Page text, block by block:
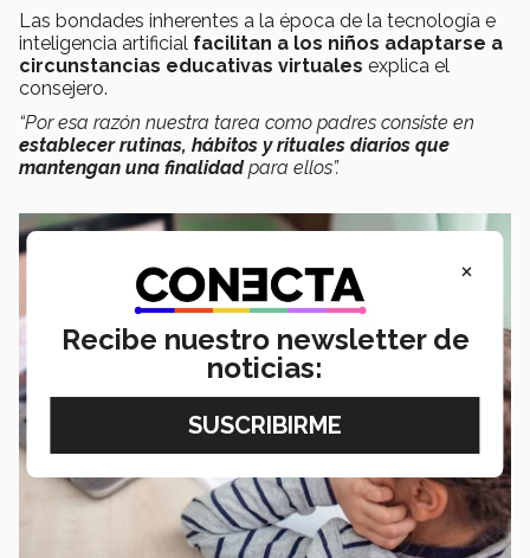
Las bondades inherentes a la época de la tecnología e
inteligencia artificial facilitan a los niños adaptarse a
circunstancias educativas virtuales explica el
consejero.
“Por esa razón nuestra tarea como padres consiste en
establecer rutinas, hábitos y rituales diarios que
mantengan una finalidadpara ellos”.
×
Recibe nuestro newsletter de
noticias: